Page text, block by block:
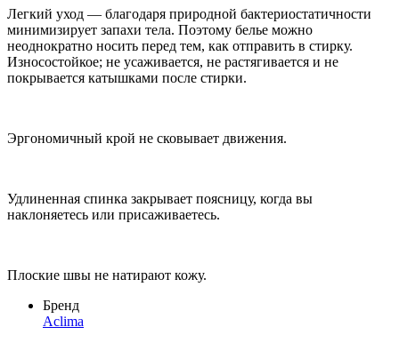
Легкий уход — благодаря природной бактериостатичности
минимизирует запахи тела. Поэтому белье можно
неоднократно носить перед тем, как отправить в стирку.
Износостойкое; не усаживается, не растягивается и не
покрывается катышками после стирки.
Эргономичный крой не сковывает движения.
Удлиненная спинка закрывает поясницу, когда вы
наклоняетесь или присаживаетесь.
Плоские швы не натирают кожу.
Бренд
Aclima